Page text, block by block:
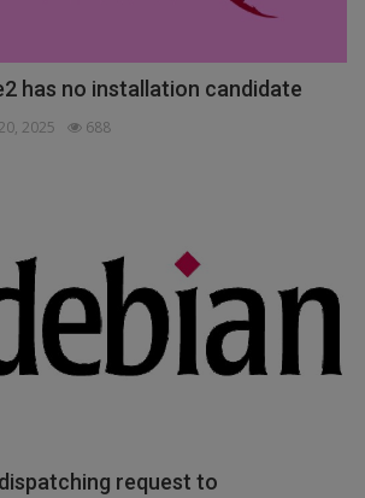
has no installation candidate
2025 688
request to